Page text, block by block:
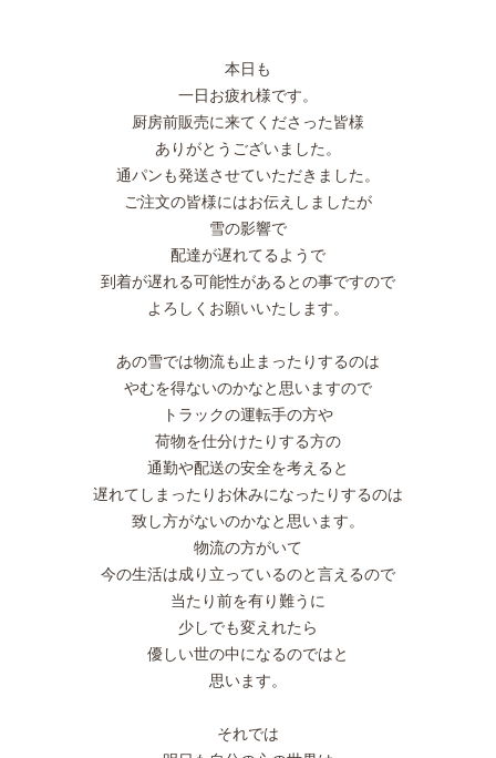
本日も
一日お疲れ様です。
厨房前販売に来てくださった皆様
ありがとうございました。
通パンも発送させていただきました。
ご注文の皆様にはお伝えしましたが
雪の影響で
配達が遅れてるようで
到着が遅れる可能性があるとの事ですので
よろしくお願いいたします。
あの雪では物流も止まったりするのは
やむを得ないのかなと思いますので
トラックの運転手の方や
荷物を仕分けたりする方の
通勤や配送の安全を考えると
遅れてしまったりお休みになったりするのは
致し方がないのかなと思います。
物流の方がいて
今の生活は成り立っているのと言えるので
当たり前を有り難うに
少しでも変えれたら
優しい世の中になるのではと
思います。
それでは